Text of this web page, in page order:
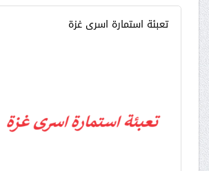
تعبئة استمارة اسرى غزة